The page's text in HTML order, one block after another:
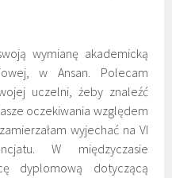
wymianę akademicką
w Ansan. Polecam
uczelni, żeby znaleźć
oczekiwania względem
wyjechać na VI
W międzyczasie
dyplomową dotyczącą